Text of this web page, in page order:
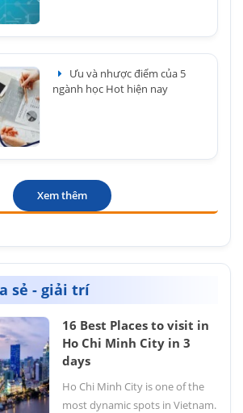
Ưu và nhược điểm của 5
ngành học Hot hiện nay
Xem thêm
sẻ - giải trí
16 Best Places to visit in
Ho Chi Minh City in 3
days
Ho Chi Minh City is one of the
most dynamic spots in Vietnam.